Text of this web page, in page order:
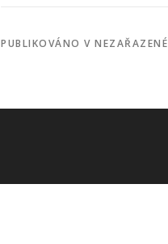
PUBLIKOVÁNO V NEZAŘAZENÉ